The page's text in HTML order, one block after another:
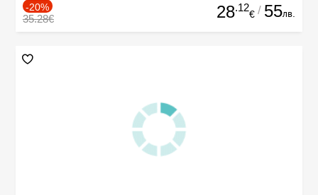
-20%
35.28€ 28.12
€ / 55лв.